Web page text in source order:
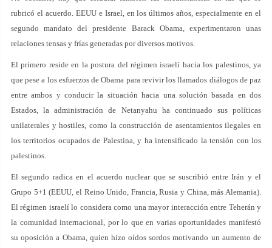
rubricó el acuerdo. EEUU e Israel, en los últimos años, especialmente en el
segundo mandato del presidente Barack Obama, experimentaron unas
relaciones tensas y frías generadas por diversos motivos.
El primero reside en la postura del régimen israelí hacia los palestinos, ya
que pese a los esfuerzos de Obama para revivir los llamados diálogos de paz
entre ambos y conducir la situación hacia una solución basada en dos
Estados, la administración de Netanyahu ha continuado sus políticas
unilaterales y hostiles, como la construcción de asentamientos ilegales en
los territorios ocupados de Palestina, y ha intensificado la tensión con los
palestinos.
El segundo radica en el acuerdo nuclear que se suscribió entre Irán y el
Grupo 5+1 (EEUU, el Reino Unido, Francia, Rusia y China, más Alemania).
El régimen israelí lo considera como una mayor interacción entre Teherán y
la comunidad internacional, por lo que en varias oportunidades manifestó
su oposición a Obama, quien hizo oídos sordos motivando un aumento de